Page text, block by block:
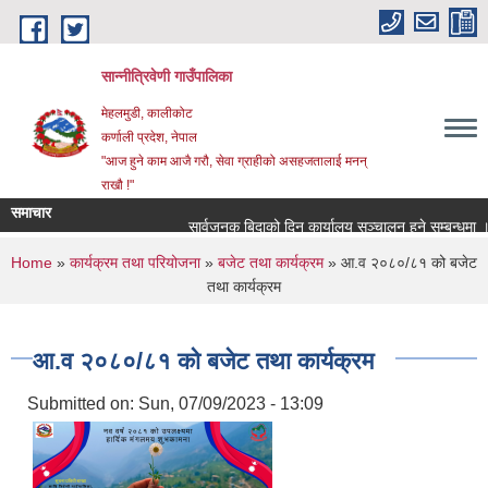
Skip to main content
सान्नीत्रिवेणी गाउँपालिका
मेहलमुडी, कालीकोट
कर्णाली प्रदेश, नेपाल
"आज हुने काम आजै गरौ, सेवा ग्राहीको असहजतालाई मनन्
राखौ !"
समाचार
सार्वजनुक बिदाको दिन कार्यालय सञ्चालन हुने सम्बन्धमा ।
You are here
Home » कार्यक्रम तथा परियोजना» बजेट तथा कार्यक्रम» आ.व २०८०/८१ को बजेट
तथा कार्यक्रम
आ.व २०८०/८१ को बजेट तथा कार्यक्रम
Submitted on: Sun, 07/09/2023 - 13:09